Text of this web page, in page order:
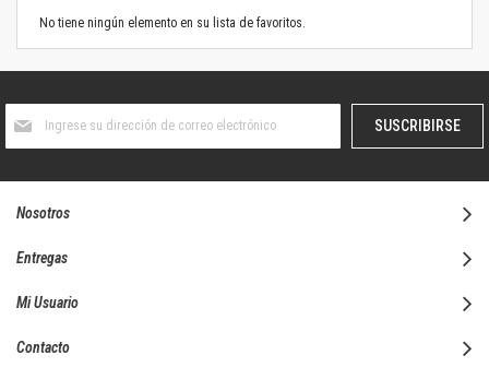
No tiene ningún elemento en su lista de favoritos.
boletín
SUSCRIBIRSE
Nosotros
Entregas
Mi Usuario
Contacto